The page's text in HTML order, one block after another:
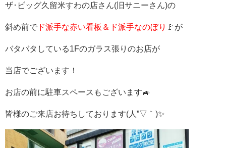
ザ･ ビッグ久留米すわの店さん( 旧サニーさん)の
斜め前で ド派手な赤い看板＆ド派手なのぼり 🚩が
バタバタしている1Fのガラス張りのお店が
当店でございます！
お店の前に駐車スペースもございます🚙
皆様のご来店お待ちしております( 人 ”▽ ｀ )✨